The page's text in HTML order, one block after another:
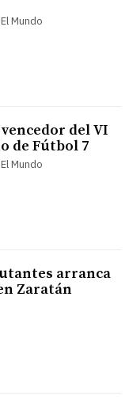
Mundo
del VI
de Fútbol 7
Mundo
arranca
Zaratán